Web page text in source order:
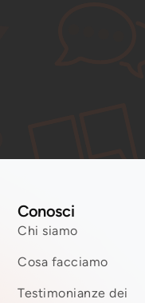
Conosci
Chi siamo
Cosa facciamo
Testimonianze dei